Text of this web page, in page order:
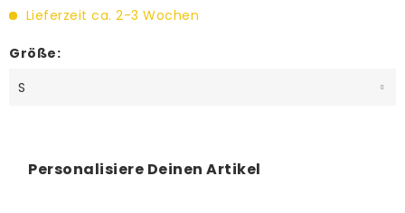
Lieferzeit ca. 2-3 Wochen
Größe:
Personalisiere Deinen Artikel